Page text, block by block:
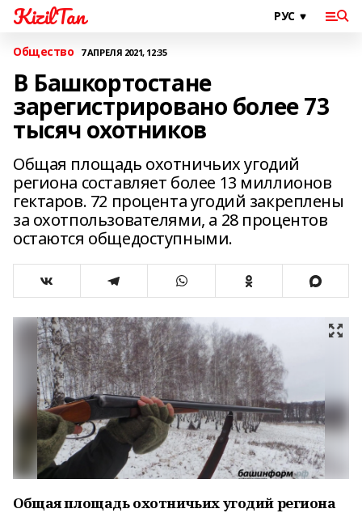
KizilTan
Общество 7 АПРЕЛЯ 2021, 12:35
В Башкортостане
зарегистрировано более 73
тысяч охотников
Общая площадь охотничьих угодий
региона составляет более 13 миллионов
гектаров. 72 процента угодий закреплены
за охотпользователями, а 28 процентов
остаются общедоступными.
Общая площадь охотничьих угодий региона